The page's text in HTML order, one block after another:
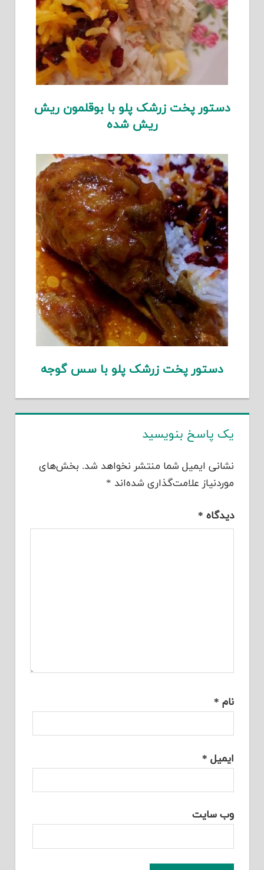
دستور پخت زرشک پلو با بوقلمون ریش
ریش شده
دستور پخت زرشک پلو با سس گوجه
یک پاسخ بنویسید
نشانی ایمیل شما منتشر نخواهد شد. بخش‌های
موردنیاز علامت‌گذاری شده‌اند *
دیدگاه *
نام *
ایمیل *
وب‌ سایت